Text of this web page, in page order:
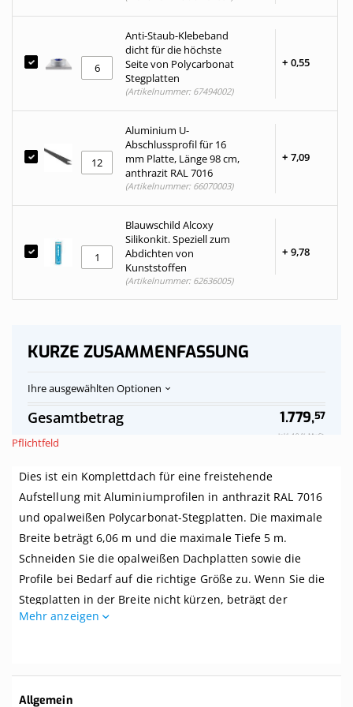
Anti-Staub-Klebeband
dicht für die höchste
Seite von Polycarbonat
Stegplatten
+ 0,55
(Artikelnummer: 67494002)
Aluminium U-
Abschlussprofil für 16
mm Platte, Länge 98 cm,
anthrazit RAL 7016
+ 7,09
(Artikelnummer: 66070003)
Blauwschild Alcoxy
Silikonkit. Speziell zum
Abdichten von
Kunststoffen
+ 9,78
(Artikelnummer: 62636005)
Pflichtfeld
KURZE ZUSAMMENFASSUNG
Ihre ausgewählten Optionen
Polycarbonat-
Stegplatten
Dach
opalweiß
freistehend,
Breite
6,06
m
Tiefe
bis
5
m.
Profile
Auf
Vorrat
Gesamtbetrag 1.779,57
Inkl. 19 % MwSt.
Dies ist ein Komplettdach für eine freistehende
Aufstellung mit Aluminiumprofilen in anthrazit RAL 7016
und opalweißen Polycarbonat-Stegplatten. Die maximale
Breite beträgt 6,06 m und die maximale Tiefe 5 m.
Schneiden Sie die opalweißen Dachplatten sowie die
Profile bei Bedarf auf die richtige Größe zu. Wenn Sie die
Stegplatten in der Breite nicht kürzen, beträgt der
Mittenabstand zwischen den Balken Ihrer Überdachung 1
Mehr anzeigen
Weitere
Allgemein